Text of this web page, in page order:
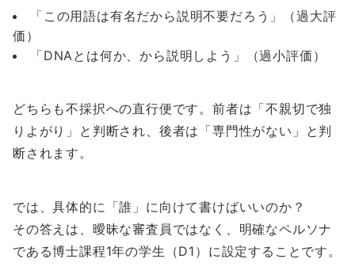
「この用語は有名だから説明不要だろう」（過大評
価）
「DNAとは何か、から説明しよう」（過小評価）
どちらも不採択への直行便です。前者は「不親切で独
りよがり」と判断され、後者は「専門性がない」と判
断されます。
では、具体的に「誰」に向けて書けばいいのか？
その答えは、曖昧な審査員ではなく、明確なペルソナ
である博士課程1年の学生（D1）に設定することです。